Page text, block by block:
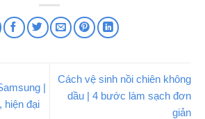
|
hiện đại
Cách vệ sinh nồi chiên không
dầu | 4 bước làm sạch đơn
giản